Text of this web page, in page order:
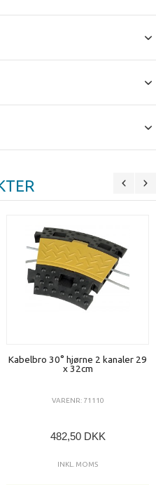
Kabelbro 30° hjørne 2 kanaler 29
x 32cm
VARENR: 71110
482,50 DKK
INKL. MOMS